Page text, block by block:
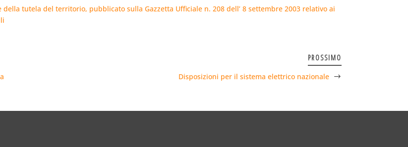
tutela del territorio, pubblicato sulla Gazzetta Ufficiale n. 208 dell’ 8 settembre 2003 relativo ai
PROSSIMO
Disposizioni per il sistema elettrico nazionale